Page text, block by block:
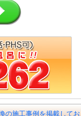
の施工事例を掲載して